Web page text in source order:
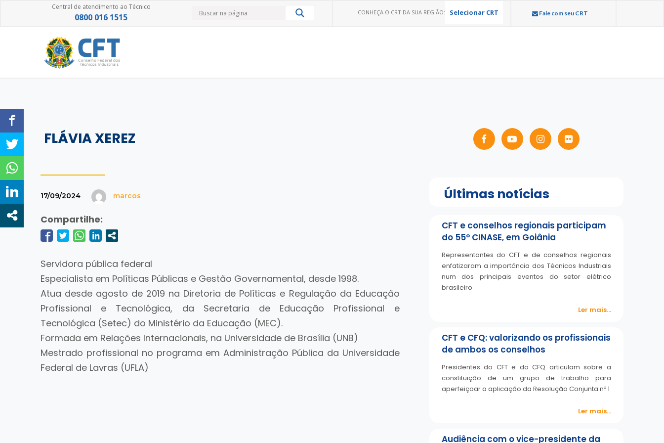
Central de atendimento ao Técnico
0800 016 1515 CONHEÇA O CRT DA SUA REGIÃO: Selecionar CRT Fale com seu CRT
FLÁVIA XEREZ
17/09/2024 marcos
Compartilhe:
Servidora pública federal
Especialista em Políticas Públicas e Gestão Governamental, desde 1998.
Atua desde agosto de 2019 na Diretoria de Políticas e Regulação da Educação
Profissional e Tecnológica, da Secretaria de Educação Profissional e
Tecnológica (Setec) do Ministério da Educação (MEC).
Formada em Relações Internacionais, na Universidade de Brasília (UNB)
Mestrado profissional no programa em Administração Pública da Universidade
Federal de Lavras (UFLA)
Últimas notícias
CFT e conselhos regionais participam
do 55º CINASE, em Goiânia
Representantes do CFT e de conselhos regionais
enfatizaram a importância dos Técnicos Industriais
num dos principais eventos do setor elétrico
brasileiro
Ler mais...
CFT e CFQ: valorizando os profissionais
de ambos os conselhos
Presidentes do CFT e do CFQ articulam sobre a
constituição de um grupo de trabalho para
aperfeiçoar a aplicação da Resolução Conjunta nº 1
Ler mais...
Audiência com o vice-presidente da